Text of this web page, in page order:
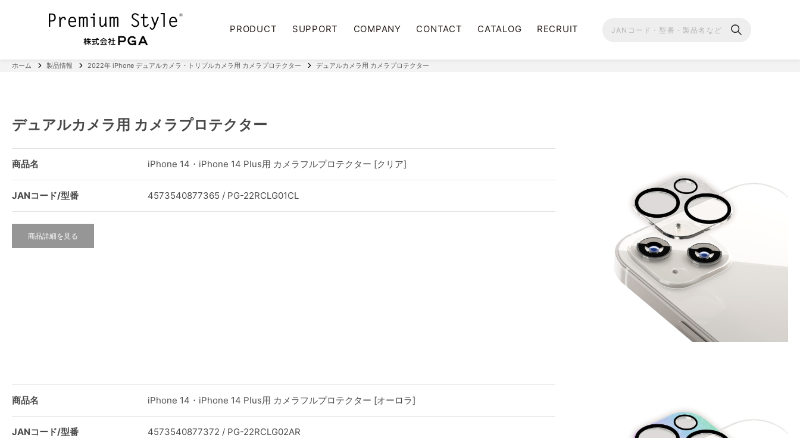
PRODUCT SUPPORT COMPANY CONTACT CATALOG RECRUIT
ホーム 製品情報 2022年 iPhone デュアルカメラ・トリプルカメラ用 カメラプロテクター デュアルカメラ用 カメラプロテクター
デュアルカメラ用 カメラプロテクター
商品名 iPhone 14・iPhone 14 Plus用 カメラフルプロテクター [クリア]
JANコード/型番 4573540877365 / PG-22RCLG01CL
商品詳細を見る
商品名 iPhone 14・iPhone 14 Plus用 カメラフルプロテクター [オーロラ]
JANコード/型番 4573540877372 / PG-22RCLG02AR